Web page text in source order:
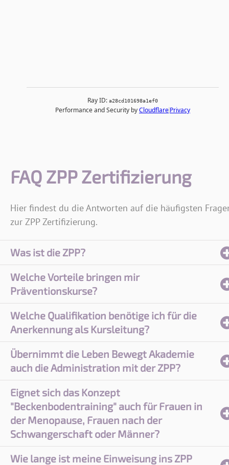
FAQ ZPP Zertifizierung
Hier findest du die Antworten auf die häufigsten
zur ZPP Zertifizierung.
Was ist die ZPP?
Welche Vorteile bringen mir
Präventionskurse?
Welche Qualifikation benötige ich für die
Anerkennung als Kursleitung?
Übernimmt die Leben Bewegt Akademie
auch die Administration mit der ZPP?
Eignet sich das Konzept
"Beckenbodentraining" auch für Frauen in
der Menopause, Frauen nach der
Schwangerschaft oder Männer?
Wie lange ist meine Einweisung ins ZPP